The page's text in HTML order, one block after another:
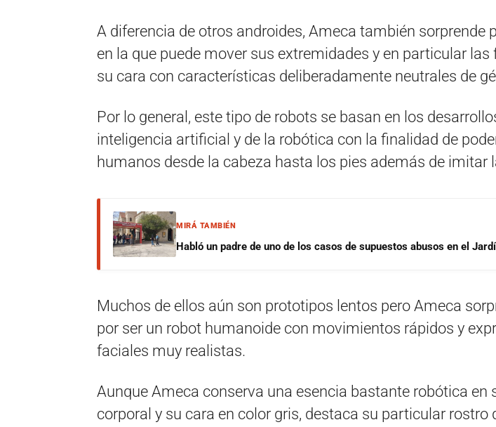
A diferencia de otros androides, Ameca también sorprende
en la que puede mover sus extremidades y en particular las
su cara con características deliberadamente neutrales de
Por lo general, este tipo de robots se basan en los
inteligencia artificial y de la robótica con la finalidad de
humanos desde la cabeza hasta los pies además de imitar
MIRÁ TAMBIÉN
Habló un padre de uno de los casos de supuestos abusos en el
Muchos de ellos aún son prototipos lentos pero Ameca
por ser un robot humanoide con movimientos rápidos y
faciales muy realistas.
Aunque Ameca conserva una esencia bastante robótica en
corporal y su cara en color gris, destaca su particular rostro